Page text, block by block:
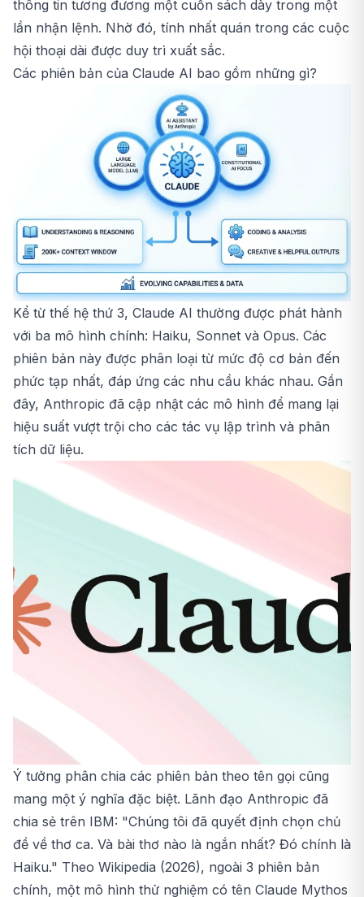
thông tin tương đương một cuốn sách dày trong một
lần nhận lệnh. Nhờ đó, tính nhất quán trong các cuộc
hội thoại dài được duy trì xuất sắc.
Các phiên bản của Claude AI bao gồm những gì?
Kể từ thế hệ thứ 3, Claude AI thường được phát hành
với ba mô hình chính: Haiku, Sonnet và Opus. Các
phiên bản này được phân loại từ mức độ cơ bản đến
phức tạp nhất, đáp ứng các nhu cầu khác nhau. Gần
đây, Anthropic đã cập nhật các mô hình để mang lại
hiệu suất vượt trội cho các tác vụ lập trình và phân
tích dữ liệu.
Ý tưởng phân chia các phiên bản theo tên gọi cũng
mang một ý nghĩa đặc biệt. Lãnh đạo Anthropic đã
chia sẻ trên IBM: "Chúng tôi đã quyết định chọn chủ
đề về thơ ca. Và bài thơ nào là ngắn nhất? Đó chính là
Haiku." Theo Wikipedia (2026), ngoài 3 phiên bản
chính, một mô hình thử nghiệm có tên Claude Mythos